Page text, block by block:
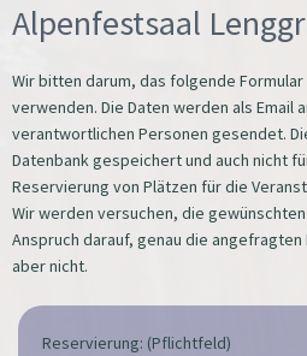
Alpenfestsaal
Wir bitten darum, das folgende
verwenden. Die Daten werden als Email
verantwortlichen Personen gesendet.
Datenbank gespeichert und auch nicht
Reservierung von Plätzen für die
Wir werden versuchen, die
Anspruch darauf, genau die
aber nicht.
Reservierung: (Pflichtfeld)